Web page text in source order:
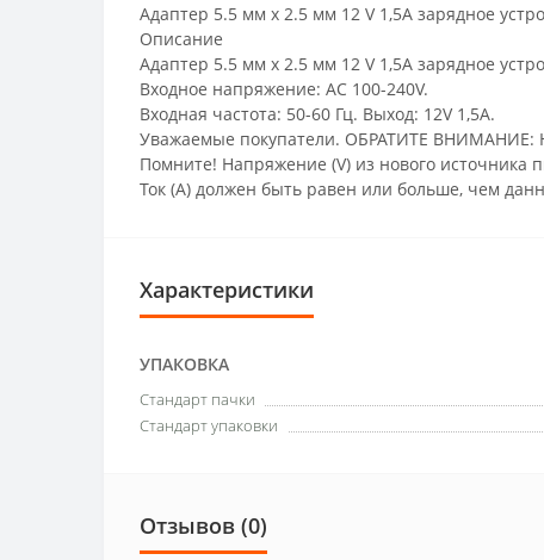
Адаптер 5.5 мм х 2.5 мм 12 V 1,5A зарядное
Описание
Адаптер 5.5 мм х 2.5 мм 12 V 1,5A зарядное
Входное напряжение: AC 100-240V.
Входная частота: 50-60 Гц. Выход: 12V 1,5A.
Уважаемые покупатели. ОБРАТИТЕ
Помните! Напряжение (V) из нового
Ток (А) должен быть равен или больше, чем
Характеристики
УПАКОВКА
Стандарт пачки
Стандарт упаковки
Отзывов (0)